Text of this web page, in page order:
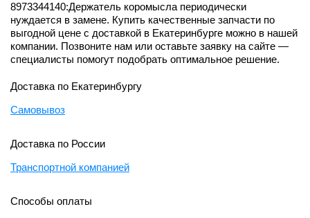
8973344140:Держатель коромысла периодически
нуждается в замене. Купить качественные запчасти по
выгодной цене с доставкой в Екатеринбурге можно в нашей
компании. Позвоните нам или оставьте заявку на сайте —
специалисты помогут подобрать оптимальное решение.
Доставка по Екатеринбургу
Самовывоз
Доставка по России
Транспортной компанией
Способы оплаты